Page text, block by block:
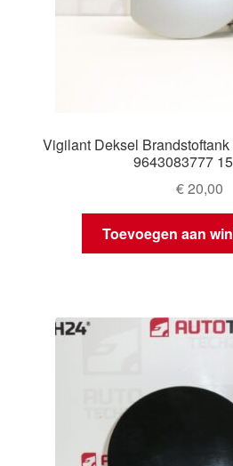
Vigilant Deksel
9643083777
€20,00
Toevoegen aan